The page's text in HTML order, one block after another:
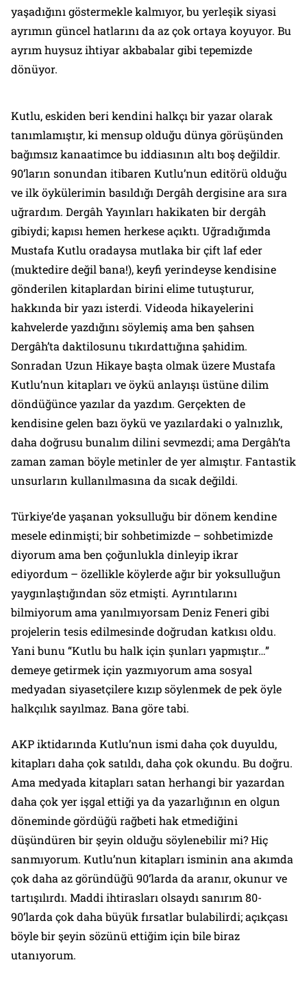
yaşadığını göstermekle kalmıyor, bu yerleşik siyasi
ayrımın güncel hatlarını da az çok ortaya koyuyor. Bu
ayrım huysuz ihtiyar akbabalar gibi tepemizde
dönüyor.
Kutlu, eskiden beri kendini halkçı bir yazar olarak
tanımlamıştır, ki mensup olduğu dünya görüşünden
bağımsız kanaatimce bu iddiasının altı boş değildir.
90’ların sonundan itibaren Kutlu’nun editörü olduğu
ve ilk öykülerimin basıldığı Dergâh dergisine ara sıra
uğrardım. Dergâh Yayınları hakikaten bir dergâh
gibiydi; kapısı hemen herkese açıktı. Uğradığımda
Mustafa Kutlu oradaysa mutlaka bir çift laf eder
(muktedire değil bana!), keyfi yerindeyse kendisine
gönderilen kitaplardan birini elime tutuşturur,
hakkında bir yazı isterdi. Videoda hikayelerini
kahvelerde yazdığını söylemiş ama ben şahsen
Dergâh’ta daktilosunu tıkırdattığına şahidim.
Sonradan Uzun Hikaye başta olmak üzere Mustafa
Kutlu’nun kitapları ve öykü anlayışı üstüne dilim
döndüğünce yazılar da yazdım. Gerçekten de
kendisine gelen bazı öykü ve yazılardaki o yalnızlık,
daha doğrusu bunalım dilini sevmezdi; ama Dergâh’ta
zaman zaman böyle metinler de yer almıştır. Fantastik
unsurların kullanılmasına da sıcak değildi.
Türkiye’de yaşanan yoksulluğu bir dönem kendine
mesele edinmişti; bir sohbetimizde – sohbetimizde
diyorum ama ben çoğunlukla dinleyip ikrar
ediyordum – özellikle köylerde ağır bir yoksulluğun
yaygınlaştığından söz etmişti. Ayrıntılarını
bilmiyorum ama yanılmıyorsam Deniz Feneri gibi
projelerin tesis edilmesinde doğrudan katkısı oldu.
Yani bunu “Kutlu bu halk için şunları yapmıştır…”
demeye getirmek için yazmıyorum ama sosyal
medyadan siyasetçilere kızıp söylenmek de pek öyle
halkçılık sayılmaz. Bana göre tabi.
AKP iktidarında Kutlu’nun ismi daha çok duyuldu,
kitapları daha çok satıldı, daha çok okundu. Bu doğru.
Ama medyada kitapları satan herhangi bir yazardan
daha çok yer işgal ettiği ya da yazarlığının en olgun
döneminde gördüğü rağbeti hak etmediğini
düşündüren bir şeyin olduğu söylenebilir mi? Hiç
sanmıyorum. Kutlu’nun kitapları isminin ana akımda
çok daha az göründüğü 90’larda da aranır, okunur ve
tartışılırdı. Maddi ihtirasları olsaydı sanırım 80-
90’larda çok daha büyük fırsatlar bulabilirdi; açıkçası
böyle bir şeyin sözünü ettiğim için bile biraz
utanıyorum.